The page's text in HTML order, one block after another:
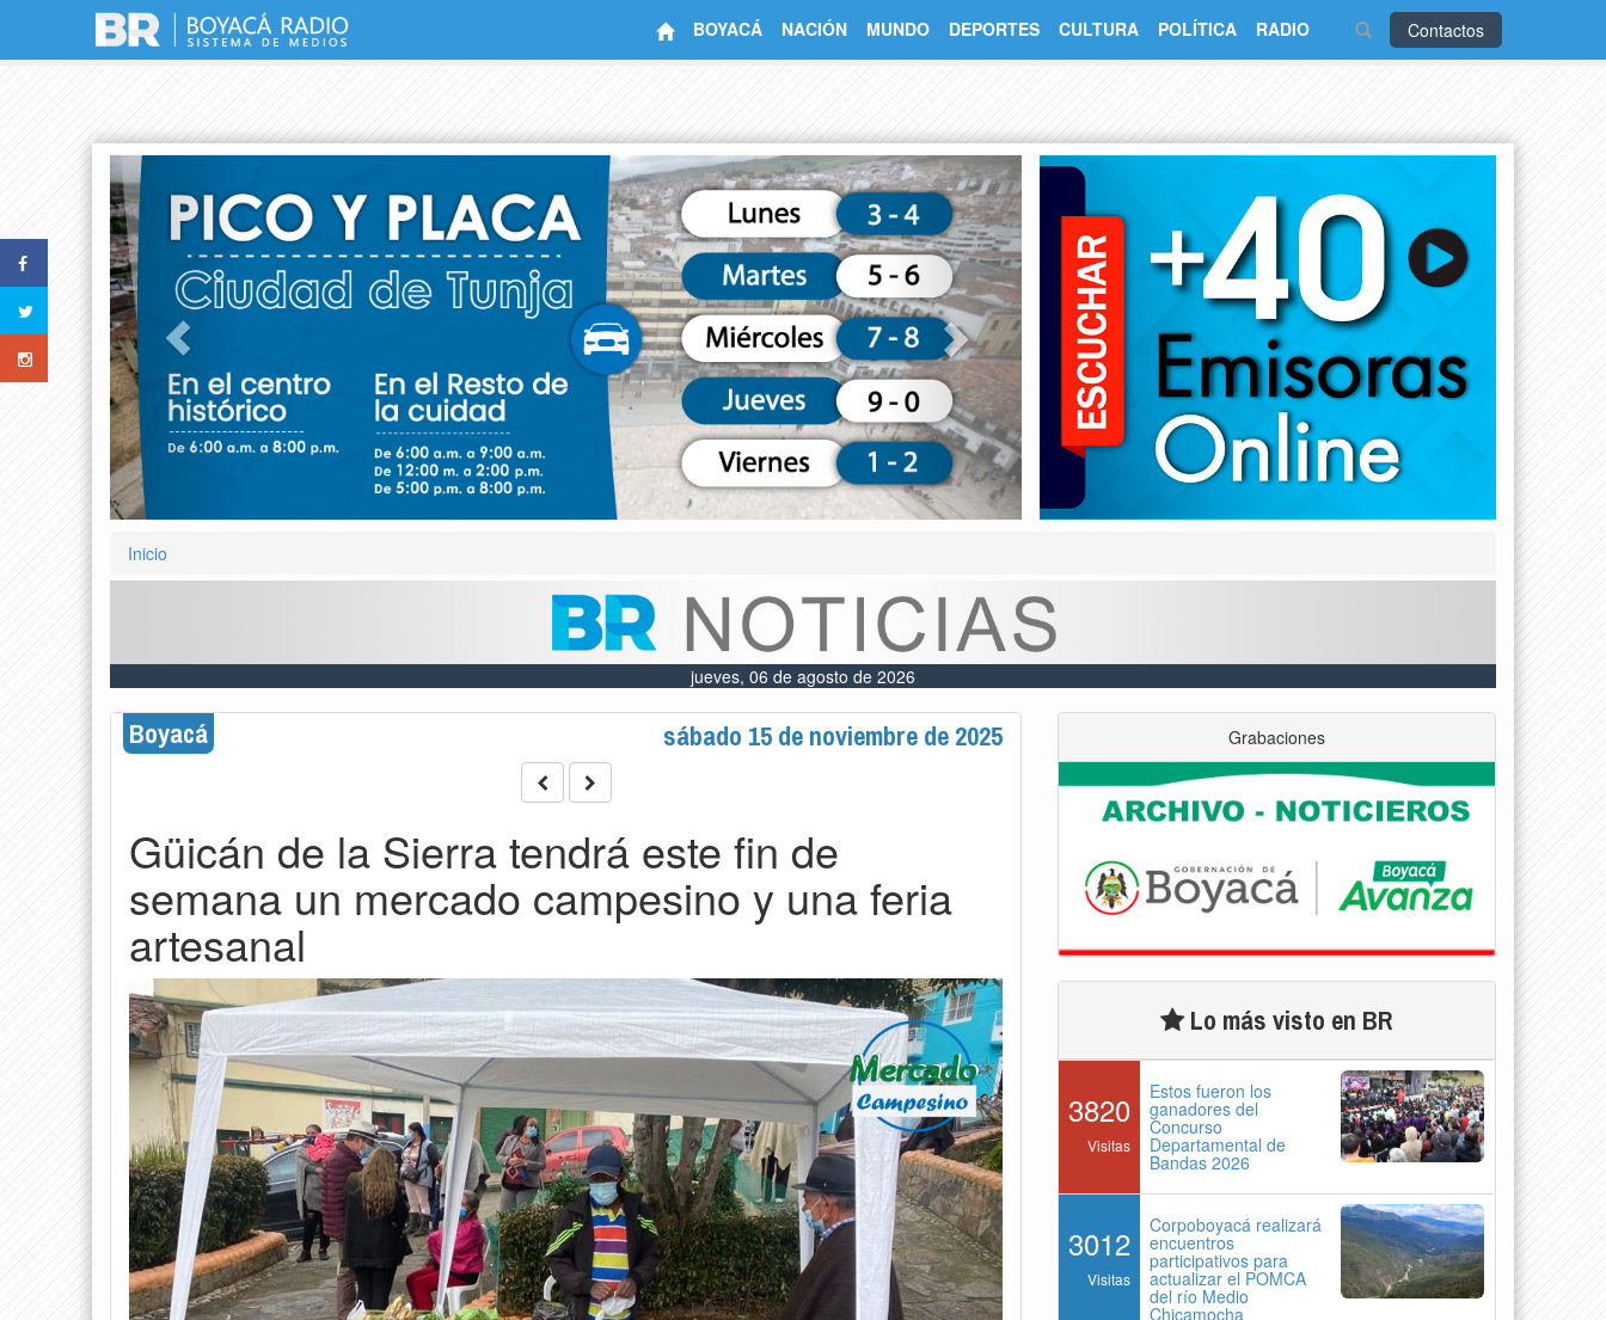
Contactos
BOYACÁ NACIÓN MUNDO DEPORTES CULTURA POLÍTICA RADIO
Next
Inicio
jueves, 06 de agosto de 2026
Boyacá sábado 15 de noviembre de 2025
Güicán de la Sierra tendrá este fin de
semana un mercado campesino y una feria
artesanal
Grabaciones
Lo más visto en BR
3820
Visitas
Estos fueron los
ganadores del
Concurso
Departamental de
Bandas 2026
3012
Visitas
Corpoboyacá realizará
encuentros
participativos para
actualizar el POMCA
del río Medio
Chicamocha